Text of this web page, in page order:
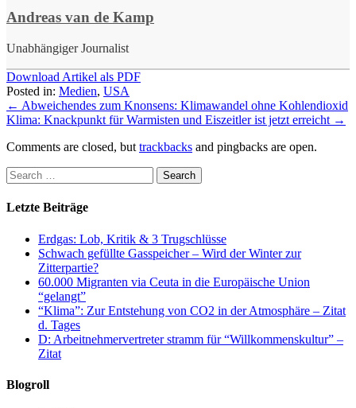
Andreas van de Kamp
Unabhängiger Journalist
Download Artikel als PDF
Posted in: Medien, USA
← Abweichendes zum Knonsens: Klimawandel ohne Kohlendioxid
Klima: Knackpunkt für Warmisten und Eiszeitler ist jetzt erreicht →
Comments are closed, but trackbacks and pingbacks are open.
Letzte Beiträge
Erdgas: Lob, Kritik & 3 Trugschlüsse
Schwach gefüllte Gasspeicher – Wird der Winter zur
Zitterpartie?
60.000 Migranten via Ceuta in die Europäische Union
“gelangt”
“Klima”: Zur Entstehung von CO2 in der Atmosphäre – Zitat
d. Tages
D: Arbeitnehmervertreter stramm für “Willkommenskultur” –
Zitat
Blogroll